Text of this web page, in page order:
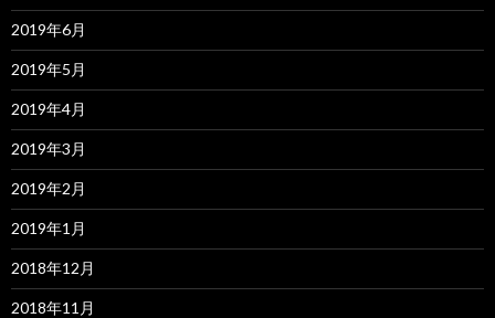
2019年6月
2019年5月
2019年4月
2019年3月
2019年2月
2019年1月
2018年12月
2018年11月